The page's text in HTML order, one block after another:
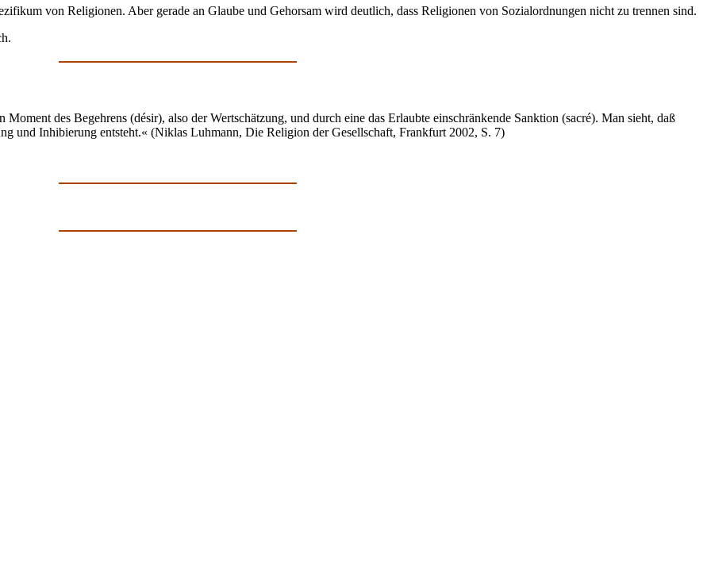
von Religionen. Aber gerade an Glaube und Gehorsam wird deutlich, dass Religionen von Sozialordnungen nicht zu trennen sind.
des Begehrens (désir), also der Wertschätzung, und durch eine das Erlaubte einschränkende Sanktion (sacré). Man sieht, daß
und Inhibierung entsteht.« (Niklas Luhmann, Die Religion der Gesellschaft, Frankfurt 2002, S. 7)